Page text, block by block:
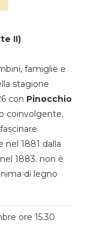
II)
famiglie e
stagione
con Pinocchio
coinvolgente,
1881 dalla
1883. non è
di legno
ore 15.30